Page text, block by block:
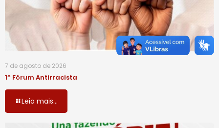
7 de agosto de 2026
1º Fórum Antirracista
Leia mais...